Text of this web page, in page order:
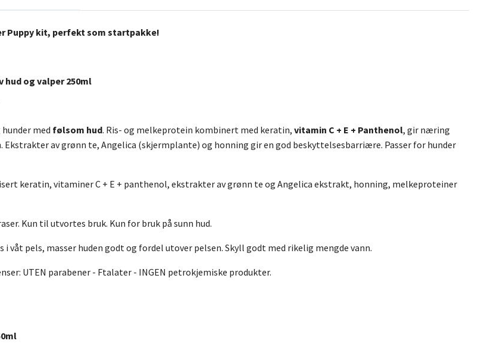
Puppy kit, perfekt som startpakke!
og valper 250ml
med følsom hud. Ris- og melkeprotein kombinert med keratin, vitamin C + E + Panthenol, gir næring
Ekstrakter av grønn te, Angelica (skjermplante) og honning gir en god beskyttelsesbarriære. Passer for hunder
keratin, vitaminer C + E + panthenol, ekstrakter av grønn te og Angelica ekstrakt, honning, melkeproteiner
Kun til utvortes bruk. Kun for bruk på sunn hud.
i våt pels, masser huden godt og fordel utover pelsen. Skyll godt med rikelig mengde vann.
UTEN parabener - Ftalater - INGEN petrokjemiske produkter.